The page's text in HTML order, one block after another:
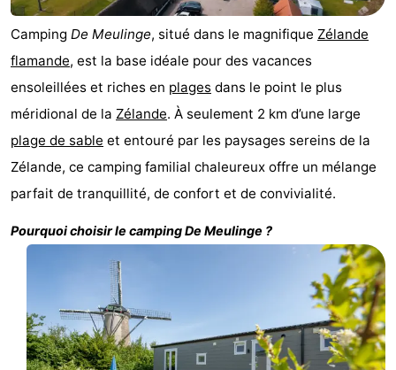
Cadzand-
Bad
Nieuwvliet-
Bad
Schoneveld
-
Strand
Nieuwvliet-
-
Zeebad
-
Zonneweelde
Voir
Camping De Meulinge, situé dans le magnifique Zélande
flamande, est la base idéale pour des vacances
ensoleillées et riches en plages dans le point le plus
méridional de la Zélande. À seulement 2 km d’une large
plage de sable et entouré par les paysages sereins de la
Zélande, ce camping familial chaleureux offre un mélange
parfait de tranquillité, de confort et de convivialité.
Pourquoi choisir le campingDe Meulinge ?